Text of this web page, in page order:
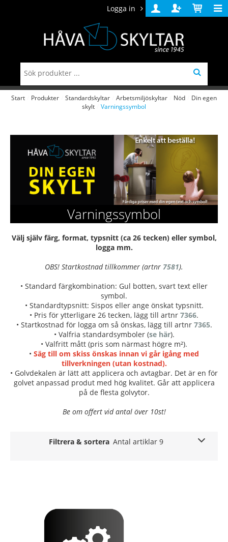
Logga in
Logga
in
Skapa
konto
Varukorg
Start Produkter Standardskyltar Arbetsmiljöskyltar Nöd
Din egen
skylt
Varningssymbol
Varningssymbol
Välj själv färg, format, typsnitt (ca 26 tecken) eller symbol,
logga mm.
OBS! Startkostnad tillkommer (artnr 7581).
• Standard färgkombination: Gul botten, svart text eller
symbol.
• Standardtypsnitt: Sispos eller ange önskat typsnitt.
• Pris för ytterligare 26 tecken, lägg till artnr 7366.
• Startkostnad för logga om så önskas, lägg till artnr 7365.
• Valfria standardsymboler (se här).
• Valfritt mått (pris som närmast högre m²).
• Säg till om skiss önskas innan vi går igång med
tillverkningen (utan kostnad).
• Golvdekalen är lätt att applicera och avtagbar. Det är en för
golvet anpassad produt med hög kvalitet. Går att applicera
på de flesta golvytor.
Be om offert vid antal över 10st!
Filtrera & sortera Antal artiklar 9